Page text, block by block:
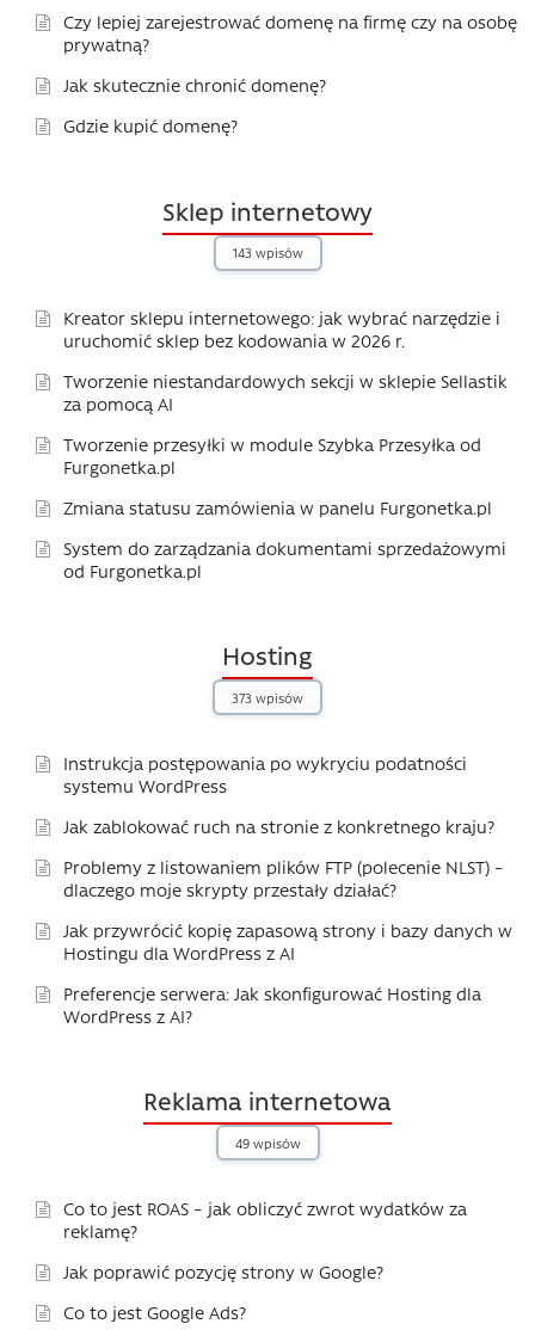
Czy lepiej zarejestrować domenę na firmę czy na osobę
prywatną?
Jak skutecznie chronić domenę?
Gdzie kupić domenę?
Sklep internetowy
143 wpisów
Kreator sklepu internetowego: jak wybrać narzędzie i
uruchomić sklep bez kodowania w 2026 r.
Tworzenie niestandardowych sekcji w sklepie Sellastik
za pomocą AI
Tworzenie przesyłki w module Szybka Przesyłka od
Furgonetka.pl
Zmiana statusu zamówienia w panelu Furgonetka.pl
System do zarządzania dokumentami sprzedażowymi
od Furgonetka.pl
Hosting
373 wpisów
Instrukcja postępowania po wykryciu podatności
systemu WordPress
Jak zablokować ruch na stronie z konkretnego kraju?
Problemy z listowaniem plików FTP (polecenie NLST) –
dlaczego moje skrypty przestały działać?
Jak przywrócić kopię zapasową strony i bazy danych w
Hostingu dla WordPress z AI
Preferencje serwera: Jak skonfigurować Hosting dla
WordPress z AI?
Reklama internetowa
49 wpisów
Co to jest ROAS – jak obliczyć zwrot wydatków za
reklamę?
Jak poprawić pozycję strony w Google?
Co to jest Google Ads?